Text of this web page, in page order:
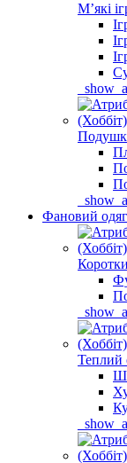
Мʼякі
Фановий одяг
Теплий